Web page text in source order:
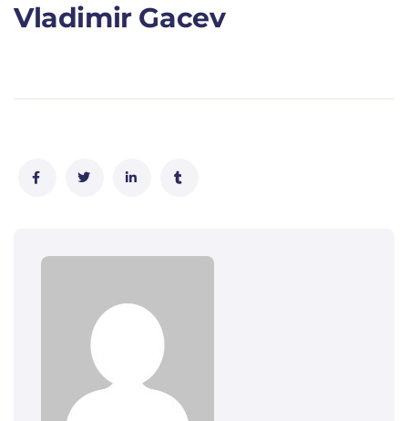
Vladimir Gacev